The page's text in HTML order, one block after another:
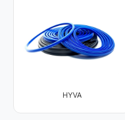
HYVA